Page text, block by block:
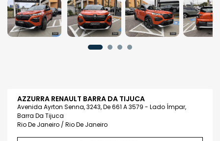
AZZURRA RENAULT BARRA DA TIJUCA
Avenida Ayrton Senna, 3243, De 661 A 3579 - Lado Ímpar,
Barra Da Tijuca
Rio De Janeiro / Rio De Janeiro